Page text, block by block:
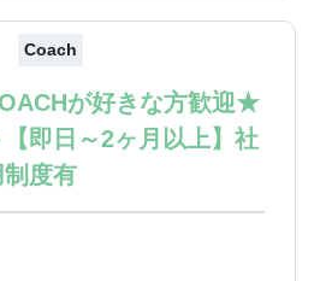
Coach
が好きな方歓迎★
即日～2ヶ月以上】社
度有